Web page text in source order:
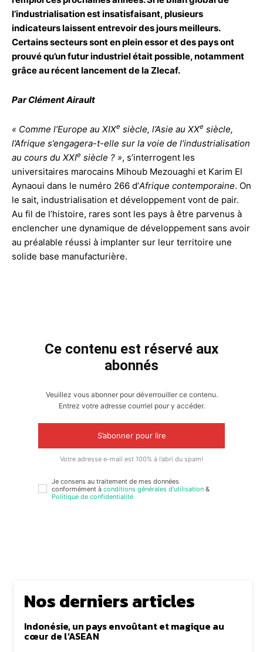
l’industrialisation est insatisfaisant, plusieurs
indicateurs laissent entrevoir des jours meilleurs.
Certains secteurs sont en plein essor et des pays ont
prouvé qu’un futur industriel était possible, notamment
grâce au récent lancement de la Zlecaf.
Par Clément Airault
« Comme l’Europe au XIXe siècle, l’Asie au XXe siècle,
l’Afrique s’engagera-t-elle sur la voie de l’industrialisation
au cours du XXIe siècle ? », s’interrogent les
universitaires marocains Mihoub Mezouaghi et Karim El
Aynaoui dans le numéro 266 d’Afrique contemporaine. On
le sait, industrialisation et développement vont de pair.
Au fil de l’histoire, rares sont les pays à être parvenus à
enclencher une dynamique de développement sans avoir
au préalable réussi à implanter sur leur territoire une
solide base manufacturière.
Ce contenu est réservé aux
abonnés
Veuillez vous abonner pour déverrouiller ce contenu.
Entrez votre adresse courriel pour y accéder.
S’abonner pour lire
Votre adresse e-mail est 100% à l’abri du spam!
Je consens au traitement de mes données
conformément à conditions générales d'utilisation &
Politique de confidentialité
Nos derniers articles
Indonésie, un pays envoûtant et magique au
cœur de l’ASEAN